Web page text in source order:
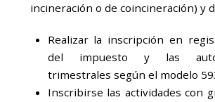
incineración o de coincineración) y
Realizar la inscripción en
del impuesto y las
trimestrales según el modelo
Inscribirse las actividades con